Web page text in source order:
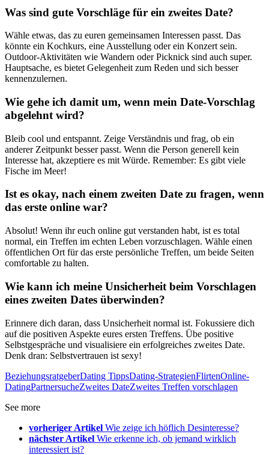
Was sind gute Vorschläge für ein zweites Date?
Wähle etwas, das zu euren gemeinsamen Interessen passt. Das
könnte ein Kochkurs, eine Ausstellung oder ein Konzert sein.
Outdoor-Aktivitäten wie Wandern oder Picknick sind auch super.
Hauptsache, es bietet Gelegenheit zum Reden und sich besser
kennenzulernen.
Wie gehe ich damit um, wenn mein Date-Vorschlag
abgelehnt wird?
Bleib cool und entspannt. Zeige Verständnis und frag, ob ein
anderer Zeitpunkt besser passt. Wenn die Person generell kein
Interesse hat, akzeptiere es mit Würde. Remember: Es gibt viele
Fische im Meer!
Ist es okay, nach einem zweiten Date zu fragen, wenn
das erste online war?
Absolut! Wenn ihr euch online gut verstanden habt, ist es total
normal, ein Treffen im echten Leben vorzuschlagen. Wähle einen
öffentlichen Ort für das erste persönliche Treffen, um beide Seiten
comfortable zu halten.
Wie kann ich meine Unsicherheit beim Vorschlagen
eines zweiten Dates überwinden?
Erinnere dich daran, dass Unsicherheit normal ist. Fokussiere dich
auf die positiven Aspekte eures ersten Treffens. Übe positive
Selbstgespräche und visualisiere ein erfolgreiches zweites Date.
Denk dran: Selbstvertrauen ist sexy!
BeziehungsratgeberDating TippsDating-StrategienFlirtenOnline-
DatingPartnersucheZweites DateZweites Treffen vorschlagen
See more
vorheriger Artikel Wie zeige ich höflich Desinteresse?
nächster Artikel Wie erkenne ich, ob jemand wirklich
interessiert ist?